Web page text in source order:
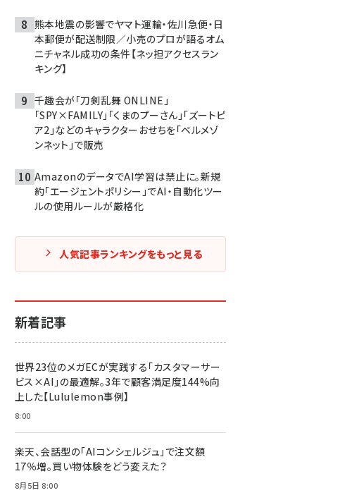
熊本地震の影響でヤマト運輸・佐川急便・日
本郵便が配送制限／小売のプロが語るオム
ニチャネル成功の条件【ネッ担アクセスラン
キング】
千趣会が「刀剣乱舞 ONLINE」
「SPY×FAMILY」「くまのプーさん」「ズートピ
ア2」などのキャラクターおせちを「ベルメゾ
ンネット」で販売
AmazonのデータでAI学習は禁止に。新規
約「エージェントポリシー」でAI・自動化ツー
ルの使用ルールが厳格化
人気記事ランキングをもっと見る
新着記事
世界23位のメガECが実践する「カスタマーサー
ビス×AI」の最適解。3年で顧客満足度144%向
上した【Lululemon事例】
8:00
楽天、会話型の「AIコンシェルジュ」で注文額
17％増。買い物体験をどう変えた？
8月5日 8:00